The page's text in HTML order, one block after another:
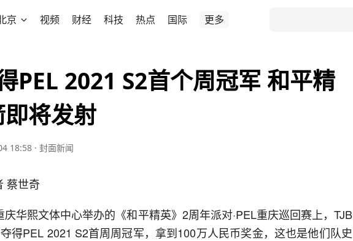
京 视频 财经 科技 热点 国际 更多
PEL 2021 S2首个周冠军 和平精
将发射
18:58 · 封面新闻
蔡世奇
庆华熙文体中心举办的《和平精英》2周年派对·PEL重庆巡回赛上，TJB
得PEL 2021 S2首周周冠军，拿到100万人民币奖金，这也是他们队史